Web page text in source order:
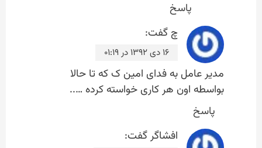
پاسخ
چ گفت:
۱۶ دی ۱۳۹۲ در ۰۱:۱۹
مدیر عامل به فدای امین ک که تا حالا
بواسطه اون هر کاری خواسته کرده …..
پاسخ
افشاگرگفت: